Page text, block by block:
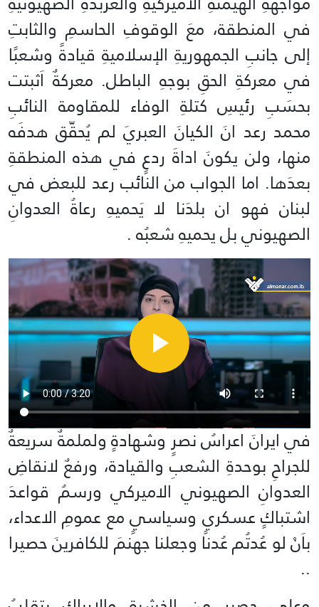
في ‏المنطقة، معَ الوقوفِ الحاسمِ والثابتِ
إلى ‏جانبِ الجمهوريةِ الإسلاميةِ قيادةً وشعبًا
في معركةِ الحقِ بوجهِ الباطل. معركةٌ اَثبتت
بحسَبِ رئيسِ كتلةِ الوفاء للمقاومة النائبِ
محمد رعد انَ الكيانَ العبريَ لم يُحقّق هدفَه
منها، ولن يكونَ اداةَ ردعٍ في هذه المنطقةِ
بعدَها. اما الجواب من النائب رعد للبعض في
لبنان فهو ان بلدَنا لا يَحميهِ رعاةُ العدوانِ
الصهيوني بل يحميهِ شعبُه .
في ايرانَ اعراسُ نصرٍ وشهادةٍ ولملمةٌ سريعةٌ
للجراحِ بوحدةِ الشعبِ والقيادة، ورفعٌ لانقاضِ
العدوانِ الصهيوني الاميركي ورسمُ قواعدَ
اشتباكٍ عسكريٍ وسياسيٍ مع عمومِ الاعداء،
باَنْ لو عُدتُم عُدنا وجعلنا جهنمَ للكافرينَ حصيرا
..